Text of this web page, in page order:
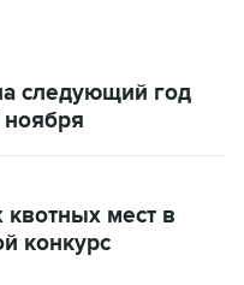
следующий год
мест в
конкурс